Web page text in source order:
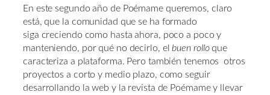
En este segundo año de Poémame queremos, claro
está, que la comunidad que se ha formado
siga creciendo como hasta ahora, poco a poco y
manteniendo, por qué no decirlo, elbuen rolloque
caracteriza a plataforma. Pero también tenemos otros
proyectos a corto y medio plazo, como seguir
desarrollando la web y la revista de Poémame y llevar